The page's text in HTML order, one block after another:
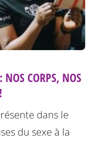
NOS CORPS, NOS
dans le
du sexe à la